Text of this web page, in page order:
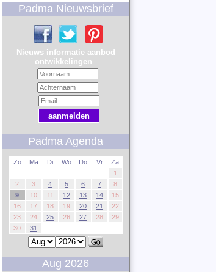
Padma Nieuwsbrief
Nieuws informatie aanbod
ontwikkelingen
aanmelden
Padma Agenda
Zo Ma Di Wo Do Vr
Za
1
2
3 4 5 6 7
8
9
10 11 12 13 14
15
16
17 18 19 20 21
22
23
24 25 26 27 28
29
30
31
Aug 2026